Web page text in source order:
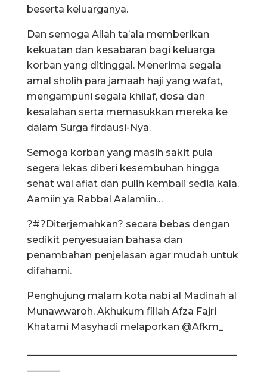
beserta keluarganya.
Dan semoga Allah ta’ala memberikan
kekuatan dan kesabaran bagi keluarga
korban yang ditinggal. Menerima segala
amal sholih para jamaah haji yang wafat,
mengampuni segala khilaf, dosa dan
kesalahan serta memasukkan mereka ke
dalam Surga firdausi-Nya.
Semoga korban yang masih sakit pula
segera lekas diberi kesembuhan hingga
sehat wal afiat dan pulih kembali sedia kala.
Aamiin ya Rabbal Aalamiin…
?#?Diterjemahkan? secara bebas dengan
sedikit penyesuaian bahasa dan
penambahan penjelasan agar mudah untuk
difahami.
Penghujung malam kota nabi al Madinah al
Munawwaroh. Akhukum fillah Afza Fajri
Khatami Masyhadi melaporkan @Afkm_